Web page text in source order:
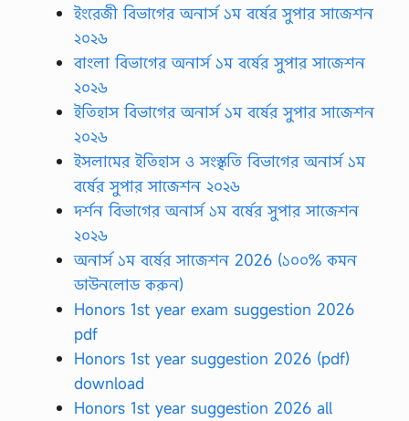
ইংরেজী বিভাগের অনার্স ১ম বর্ষের সুপার সাজেশন
২০২৬
বাংলা বিভাগের অনার্স ১ম বর্ষের সুপার সাজেশন
২০২৬
ইতিহাস বিভাগের অনার্স ১ম বর্ষের সুপার সাজেশন
২০২৬
ইসলামের ইতিহাস ও সংস্কৃতি বিভাগের অনার্স ১ম
বর্ষের সুপার সাজেশন ২০২৬
দর্শন বিভাগের অনার্স ১ম বর্ষের সুপার সাজেশন
২০২৬
অনার্স ১ম বর্ষের সাজেশন 2026 (১০০% কমন
ডাউনলোড করুন)
Honors 1st year exam suggestion 2026
pdf
Honors 1st year suggestion 2026 (pdf)
download
Honors 1st year suggestion 2026 all